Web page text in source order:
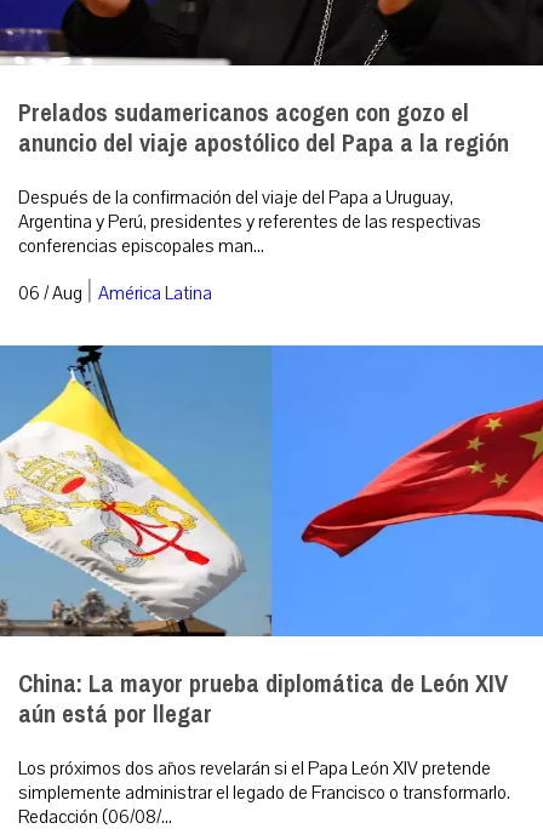
Prelados sudamericanos acogen con gozo el
anuncio del viaje apostólico del Papa a la región
Después de la confirmación del viaje del Papa a Uruguay,
Argentina y Perú, presidentes y referentes de las respectivas
conferencias episcopales man...
06 / Aug | América Latina
China: La mayor prueba diplomática de León XIV
aún está por llegar
Los próximos dos años revelarán si el Papa León XIV pretende
simplemente administrar el legado de Francisco o transformarlo.
Redacción (06/08/...